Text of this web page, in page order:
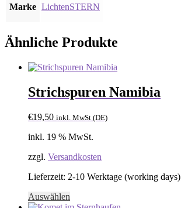
Marke LichtenSTERN
Ähnliche Produkte
Strichspuren Namibia
€19,50 inkl. MwSt (DE)
inkl. 19 % MwSt.
zzgl. Versandkosten
Lieferzeit: 2-10 Werktage (working days)
Auswählen